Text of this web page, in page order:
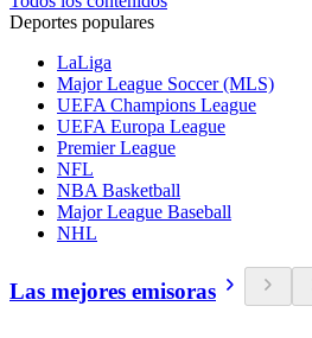
Deportes populares
LaLiga
Major League Soccer (MLS)
UEFA Champions League
UEFA Europa League
Premier League
NFL
NBA Basketball
Major League Baseball
NHL
Las mejores emisoras